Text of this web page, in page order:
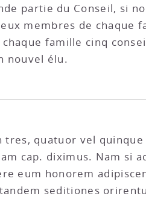
partie du Conseil, si
membres de chaque
famille cinq
nouvel élu.
quatuor vel
cap. diximus. Nam si
eum honorem
seditiones